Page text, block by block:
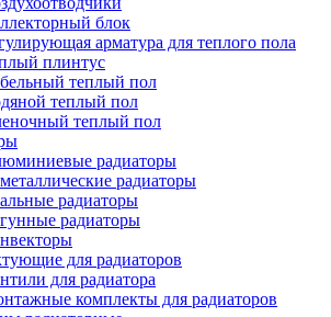
блок
арматура для теплого пола
плинтус
теплый пол
теплый пол
теплый пол
радиаторы
радиаторы
радиаторы
радиаторы
для радиаторов
для радиатора
комплекты для радиаторов